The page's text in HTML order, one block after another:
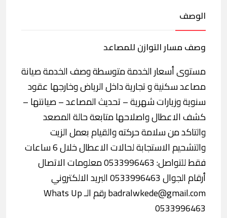
الوصف
وصف مسار التوازن للمصاعد
مستوى أسعار الخدمة متوسطة وصف الخدمة صيانة
مصاعد سكنية و تجارية داخل الرياض وخارجها عقود
سنوية وزيارات شهرية – تحديث المصاعد – صيانتها –
كشف الاعطال واصلاحها متابعة حالة المصعد
والتاكد من سلامة حركته والقيام بعمل الزيت
والتشحيم الاستجابة لحالات الاعطال خلال 6 ساعات
فقط للتواصل: 0533996463 معلومات الاتصال
أرقام الجوال 0533996463 البريد الالكتروني
badralwkede@gmail.com رقم الـ Whats Up
0533996463